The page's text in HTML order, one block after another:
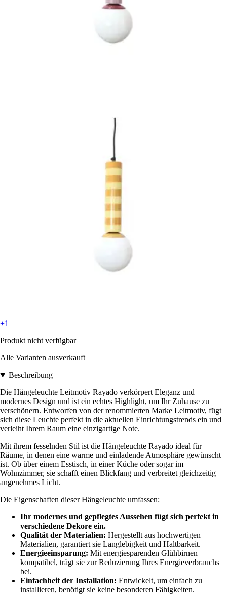
+1
Produkt nicht verfügbar
Alle Varianten ausverkauft
Beschreibung
Die Hängeleuchte Leitmotiv Rayado verkörpert Eleganz und
modernes Design und ist ein echtes Highlight, um Ihr Zuhause zu
verschönern. Entworfen von der renommierten Marke Leitmotiv, fügt
sich diese Leuchte perfekt in die aktuellen Einrichtungstrends ein und
verleiht Ihrem Raum eine einzigartige Note.
Mit ihrem fesselnden Stil ist die Hängeleuchte Rayado ideal für
Räume, in denen eine warme und einladende Atmosphäre gewünscht
ist. Ob über einem Esstisch, in einer Küche oder sogar im
Wohnzimmer, sie schafft einen Blickfang und verbreitet gleichzeitig
angenehmes Licht.
Die Eigenschaften dieser Hängeleuchte umfassen:
Ihr modernes und gepflegtes Aussehen fügt sich perfekt in
verschiedene Dekore ein.
Qualität der Materialien: Hergestellt aus hochwertigen
Materialien, garantiert sie Langlebigkeit und Haltbarkeit.
Energieeinsparung: Mit energiesparenden Glühbirnen
kompatibel, trägt sie zur Reduzierung Ihres Energieverbrauchs
bei.
Einfachheit der Installation: Entwickelt, um einfach zu
installieren, benötigt sie keine besonderen Fähigkeiten.